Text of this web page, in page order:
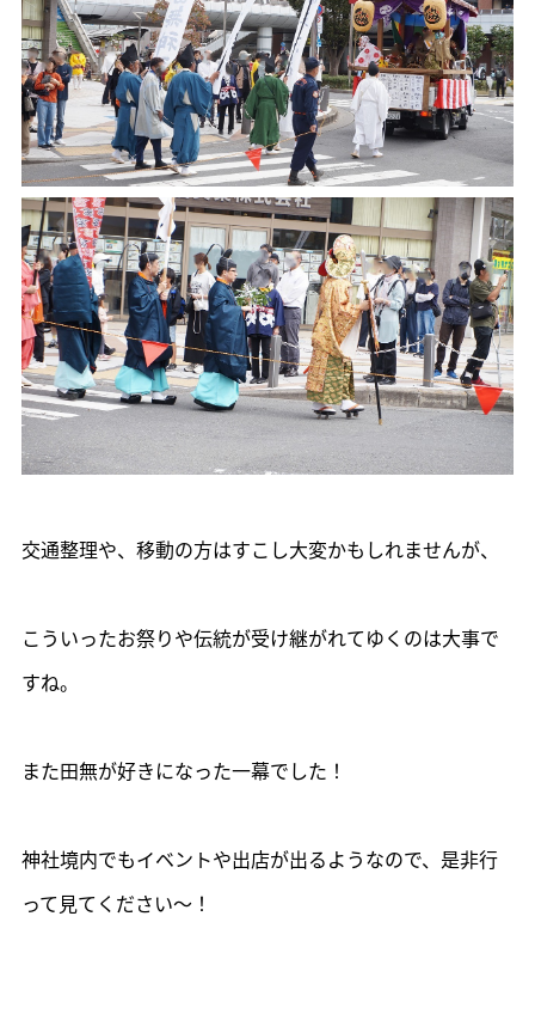
交通整理や、移動の方はすこし大変かもしれませんが、
こういったお祭りや伝統が受け継がれてゆくのは大事で
すね。
また田無が好きになった一幕でした！
神社境内でもイベントや出店が出るようなので、是非行
って見てください～！